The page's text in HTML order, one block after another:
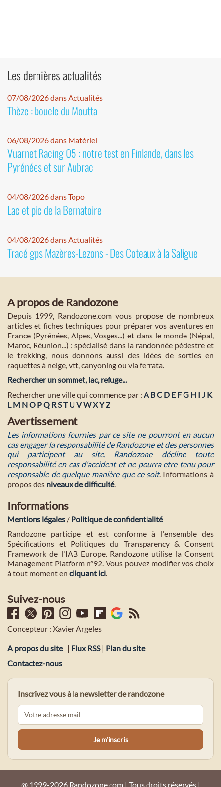
Les dernières actualités
07/08/2026 dans Actualités
Thèze : boucle du Moutta
06/08/2026 dans Matériel
Vuarnet Racing 05 : notre test en Finlande, dans les
Pyrénées et sur Aubrac
04/08/2026 dans Topo
Lac et pic de la Bernatoire
04/08/2026 dans Actualités
Tracé gps Mazères-Lezons - Des Coteaux à la Saligue
A propos de Randozone
Depuis 1999, Randozone.com vous propose de nombreux
articles et fiches techniques pour préparer vos aventures en
France (Pyrénées, Alpes, Vosges...) et dans le monde (Népal,
Maroc, Réunion...) : spécialisé dans la randonnée pédestre et
le trekking, nous donnons aussi des idées de sorties en
raquettes à neige, vtt, canyoning ou via ferrata.
Rechercher un sommet, lac, refuge...
Rechercher une ville qui commence par : A BC D E FG H I J K
L M NO PQ R ST U VWXY Z
Avertissement
Les informations fournies par ce site ne pourront en aucun
cas engager la responsabilité de Randozone et des personnes
qui participent au site. Randozone décline toute
responsabilité en cas d'accident et ne pourra etre tenu pour
responsable de quelque manière que ce soit. Informations à
propos des niveaux de difficulté.
Informations
Mentions légales / Politique de confidentialité
Randozone participe et est conforme à l'ensemble des
Spécifications et Politiques du Transparency & Consent
Framework de l'IAB Europe. Randozone utilise la Consent
Management Platform n°92. Vous pouvez modifier vos choix
à tout moment en cliquant ici
Suivez-nous
Concepteur : Xavier Argeles
A propos du site | Flux RSS| Plan du site
Contactez-nous
Inscrivez vous à la newsletter de randozone
@ 1999-2026 Randozone.com | Tous droits réservés |